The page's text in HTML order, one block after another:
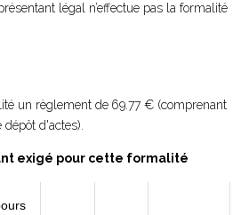
légal n’effectue pas la formalité
un règlement de 69.77 € (comprenant
d'actes).
exigé pour cette formalité